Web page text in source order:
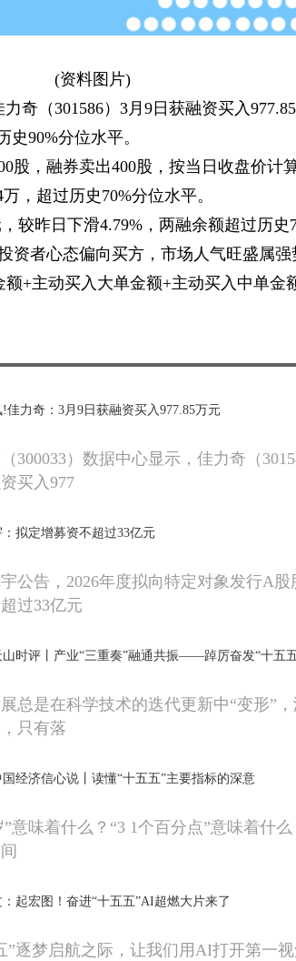
(资料图片)
奇（301586）3月9日获融资买入
90%分位水平。
股，融券卖出400股，按当日收盘价计
，超过历史70%分位水平。
较昨日下滑4.79%，两融余额超过历史
资者心态偏向买方，市场人气旺盛属
+主动买入大单金额+主动买入中单金
佳力奇：3月9日获融资买入977.85万元
300033）数据中心显示，佳力奇（
买入977
拟定增募资不超过33亿元
公告，2026年度拟向特定对象发行A股
过33亿元
山时评丨产业“三重奏”融通共振——踔厉奋发“十五
总是在科学技术的迭代更新中“变形”
只有落
经济信心说丨读懂“十五五”主要指标的深意
”意味着什么？“3 1个百分点”意味着什
起宏图！奋进“十五五”AI超燃大片来了
”逐梦启航之际，让我们用AI打开第一